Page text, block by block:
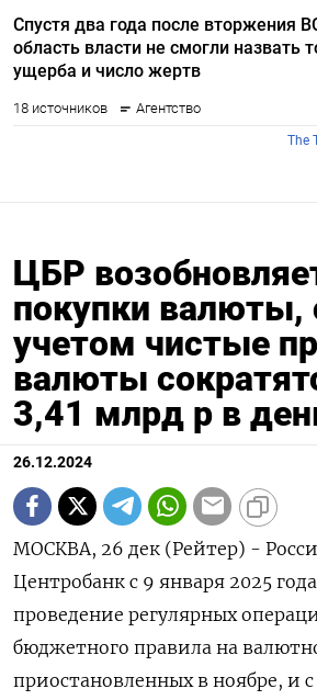
ЦБР
покупки валюты,
учетом чистые
валюты
3,41 млрд р в
26.12.2024
МОСКВА, 26 дек (Рейтер) -
Центробанк с 9 января 2025
проведение регулярных
бюджетного правила на
приостановленных в ноябре, и